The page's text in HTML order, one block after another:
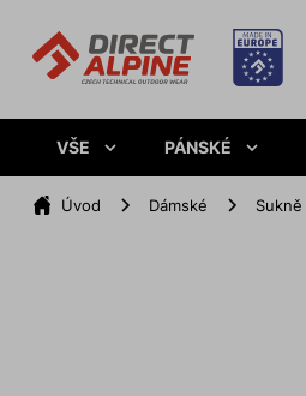
VŠE PÁNSKÉ
Úvod Dámské Sukně